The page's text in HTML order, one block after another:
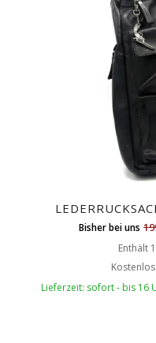
Bisher bei uns
Enthält
Lieferzeit: sofort - bis 16